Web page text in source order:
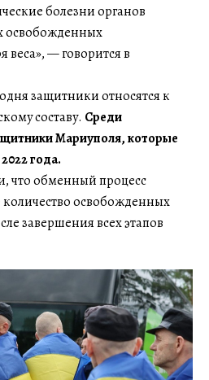
болезни органов
освобожденных
веса», — говорится в
защитники относятся к
составу. Среди
Мариуполя, которые
года.
что обменный процесс
количество освобожденных
завершения всех этапов